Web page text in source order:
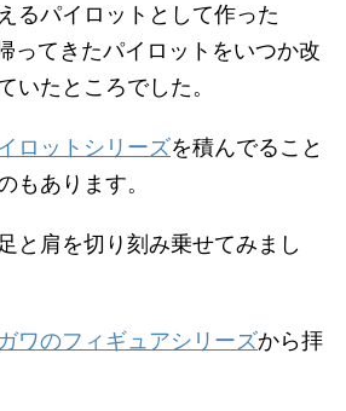
るパイロットとして作った
ってきたパイロットをいつか改
いたところでした。
ロットシリーズを積んでること
もあります。
と肩を切り刻み乗せてみまし
ワのフィギュアシリーズから拝